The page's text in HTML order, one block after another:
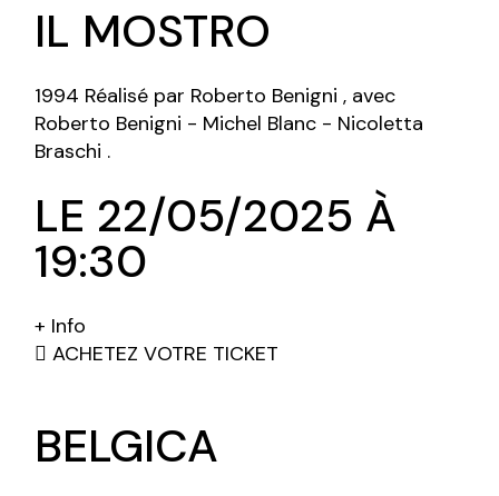
IL MOSTRO
1994 Réalisé par Roberto Benigni , avec
Roberto Benigni - Michel Blanc - Nicoletta
Braschi .
LE 22/05/2025 À
19:30
+ Info
ACHETEZ VOTRE TICKET
BELGICA